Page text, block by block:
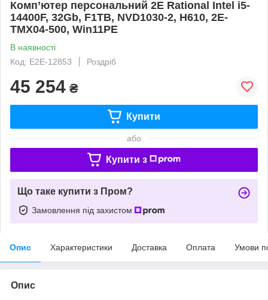
Комп’ютер персональний 2E Rational Intel i5-
14400F, 32Gb, F1TB, NVD1030-2, H610, 2E-
TMX04-500, Win11PE
В наявності
Код: E2E-12853
Роздріб
45 254 ₴
Купити
або
Купити з
Що таке купити з Пром?
Замовлення під захистом
Опис Характеристики Доставка Оплата Умови
Опис